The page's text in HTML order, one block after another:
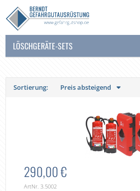
LÖSCHGERÄTE-SETS
Sortierung: Preis absteigend
290,00 €
ArtNr. 3.5002